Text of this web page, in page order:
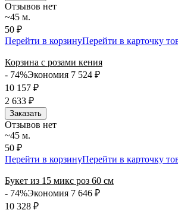
Отзывов нет
~45 м.
50 ₽
Перейти в корзинуПерейти в карточку
Корзина с розами кения
- 74%Экономия 7 524 ₽
10 157 ₽
2 633 ₽
Заказать
Отзывов нет
~45 м.
50 ₽
Перейти в корзинуПерейти в карточку
Букет из 15 микс роз 60 см
- 74%Экономия 7 646 ₽
10 328 ₽